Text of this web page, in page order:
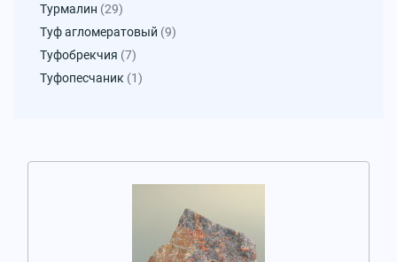
Турмалин (29)
Туф агломератовый (9)
Туфобрекчия (7)
Туфопесчаник (1)